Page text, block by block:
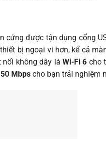
được tận dụng cổng
bị ngoại vi hơn, kể cả
nối không dây là Wi-Fi 6 cho
50 Mbps cho bạn trải nghiệm